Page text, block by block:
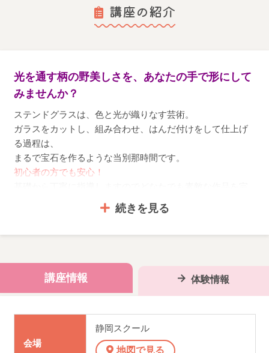
講座の紹介
光を通す柄の野美しさを、あなたの手で形にして
みませんか？
ステンドグラスは、色と光が織りなす芸術。
ガラスをカットし、組み合わせ、はんだ付けをして仕上げ
る過程は、
まるで宝石を作るような当別那時間です。
初心者の方でも安心！
暮らしを彩るランプや小物、窓辺を飾るパネルなど、
初めてステンドグラスを習う方は、工具一式を講師より購
工具一式：28,000円
★体験レッスンは、随時受付
続きを見る
講座情報
会場
静岡スクール
地図で見る
体験情報